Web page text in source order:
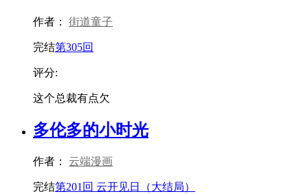
作者： 街道童子
完结第305回
评分:
这个总裁有点欠
多伦多的小时光
作者： 云端漫画
完结第201回 云开见日（大结局）